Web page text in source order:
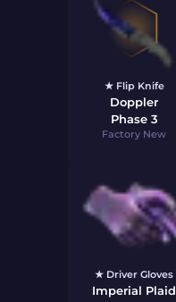
★ Flip Knife
Doppler
Phase 3
Factory New
★ Driver Gloves
Imperial Plaid